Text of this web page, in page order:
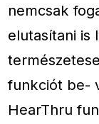
nemcsak
elutasítani is
funkciót be-
HearThru